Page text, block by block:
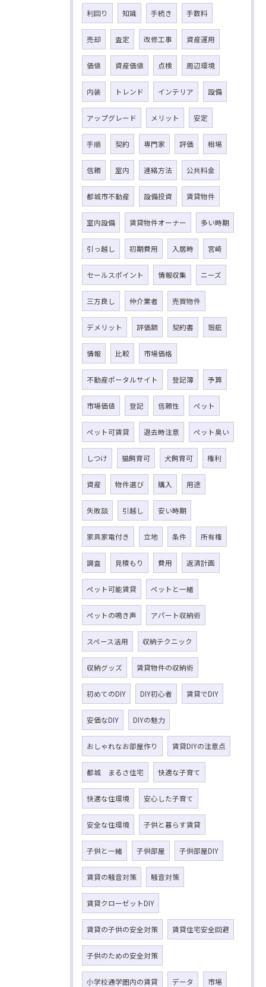
利回り 知識 手続き 手数料
売却 査定 改修工事 資産運用
価値 資産価値 点検 周辺環境
内装 トレンド インテリア 設備
アップグレード メリット 安定
手順 契約 専門家 評価 相場
信頼 室内 連絡方法 公共料金
都城市不動産 設備投資 賃貸物件
室内設備 賃貸物件オーナー 多い時期
引っ越し 初期費用 入居時 宮崎
セールスポイント 情報収集 ニーズ
三方良し 仲介業者 売買物件
デメリット 評価額 契約書 瑕疵
情報 比較 市場価格
不動産ポータルサイト 登記簿 予算
市場価値 登記 信頼性 ペット
ペット可賃貸 退去時注意 ペット臭い
しつけ 猫飼育可 犬飼育可 権利
資産 物件選び 購入 用途
失敗談 引越し 安い時期
家具家電付き 立地 条件 所有権
調査 見積もり 費用 返済計画
ペット可能賃貸 ペットと一緒
ペットの鳴き声 アパート収納術
スペース活用 収納テクニック
収納グッズ 賃貸物件の収納術
初めてのDIY DIY初心者 賃貸でDIY
安価なDIY DIYの魅力
おしゃれなお部屋作り 賃貸DIYの注意点
都城 まるさ住宅 快適な子育て
快適な住環境 安心した子育て
安全な住環境 子供と暮らす賃貸
子供と一緒 子供部屋 子供部屋DIY
賃貸の騒音対策 騒音対策
賃貸クローゼットDIY
賃貸の子供の安全対策 賃貸住宅安全回避
子供のための安全対策
小学校通学圏内の賃貸 データ 市場